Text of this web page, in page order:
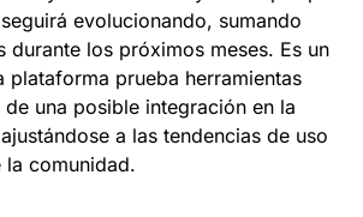
evolucionando, sumando
durante los próximos meses. Es un
plataforma prueba herramientas
de una posible integración en la
a las tendencias de uso
comunidad.